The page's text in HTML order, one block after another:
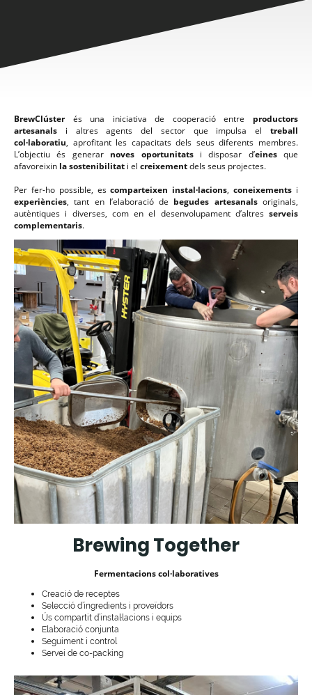
BrewClústerés una iniciativa de cooperació entre productors
artesanals i altres agents del sector que impulsa el treball
col·laboratiu, aprofitant les capacitats dels seus diferents membres.
L’objectiu és generar noves oportunitatsi disposar d’einesque
afavoreixin la sostenibilitat i el creixementdels seus projectes.
Per fer-ho possible, escomparteixen instal·lacions,coneixements i
experiències, tant en l’elaboració de begudes artesanalsoriginals,
autèntiques i diverses, com en el desenvolupament d’altres serveis
complementaris.
Brewing Together
Fermentacions col·laboratives
Creació de receptes
Selecció d’ingredients i proveïdors
Ús compartit d’instal·lacions i equips
Elaboració conjunta
Seguiment i control
Servei de co-packing